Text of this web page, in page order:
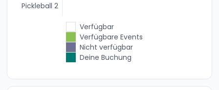
Pickleball 2
Verfügbar
Verfügbare Events
Nicht verfügbar
Deine Buchung